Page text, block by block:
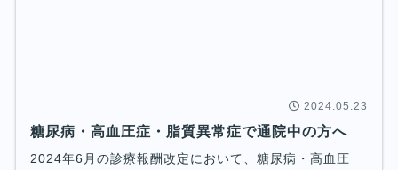
2024.05.23
糖尿病・高血圧症・脂質異常症で通院中の方へ
2024年6月の診療報酬改定において、糖尿病・高血圧